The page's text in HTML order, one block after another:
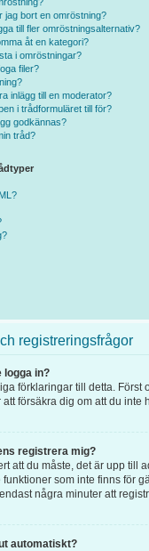
jag bort en omröstning?
till fler omröstningsalternativ?
åt en kategori?
i omröstningar?
filer?
inlägg till en moderator?
i trådformuläret till för?
godkännas?
tråd?
registreringsfrågor
logga in?
förklaringar till detta. Först
försäkra dig om att du
registrera mig?
att du måste, det är upp till
som inte finns för
några minuter att
automatiskt?